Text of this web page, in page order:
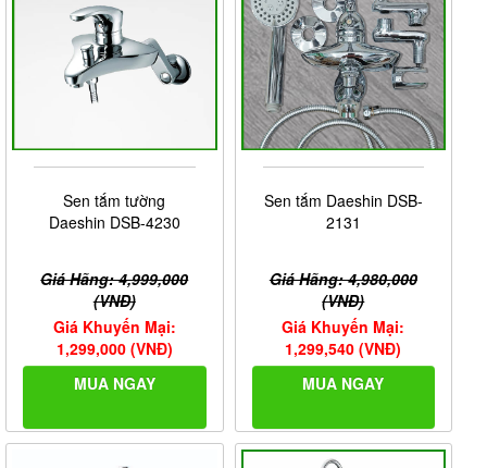
Sen tắm tường
Daeshin DSB-4230
Giá Hãng: 4,999,000
(VNĐ)
Giá Khuyến Mại:
1,299,000 (VNĐ)
MUA NGAY
Sen tắm Daeshin DSB-
2131
Giá Hãng: 4,980,000
(VNĐ)
Giá Khuyến Mại:
1,299,540 (VNĐ)
MUA NGAY